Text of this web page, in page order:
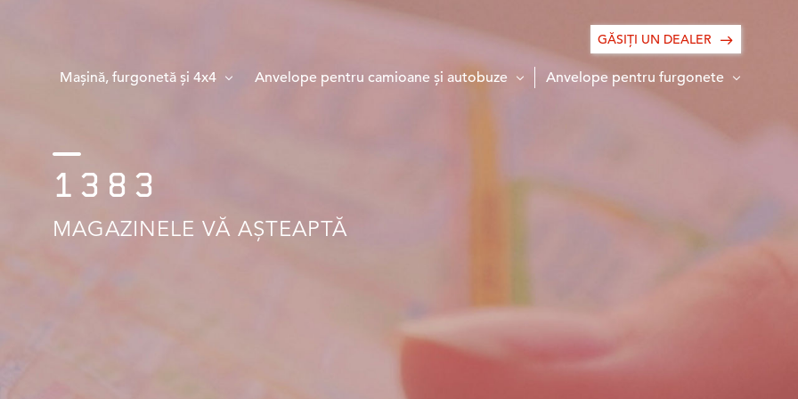
Mașină, furgonetă și 4x4 Anvelope pentru camioane și autobuze Anvelope pentru furgonete
GĂSIŢI UN DEALER
1383
MAGAZINELE VĂ AȘTEAPTĂ